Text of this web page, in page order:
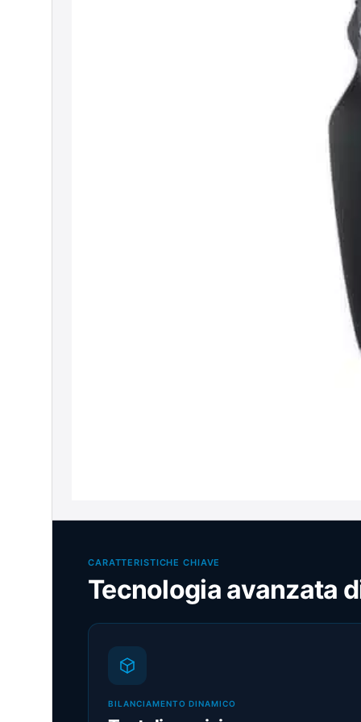
CARATTERISTICHE CHIAVE
Tecnologia avanzata
BILANCIAMENTO DINAMICO